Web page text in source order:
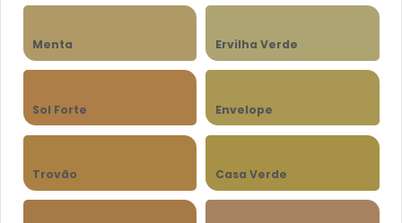
Menta Ervilha Verde
Sol Forte Envelope
Trovão Casa Verde